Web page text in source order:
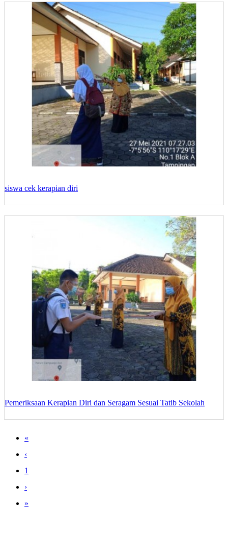
siswa cek kerapian diri
Pemeriksaan Kerapian Diri dan Seragam Sesuai Tatib Sekolah
«
‹
1
›
»